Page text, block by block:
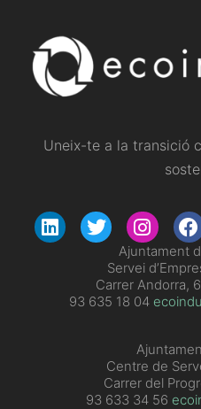
Uneix-te a la transició
​Ajuntament
Servei
Carrer Andorra,
93 635 18 04
Centre de
Carrer del
93 633 34 56